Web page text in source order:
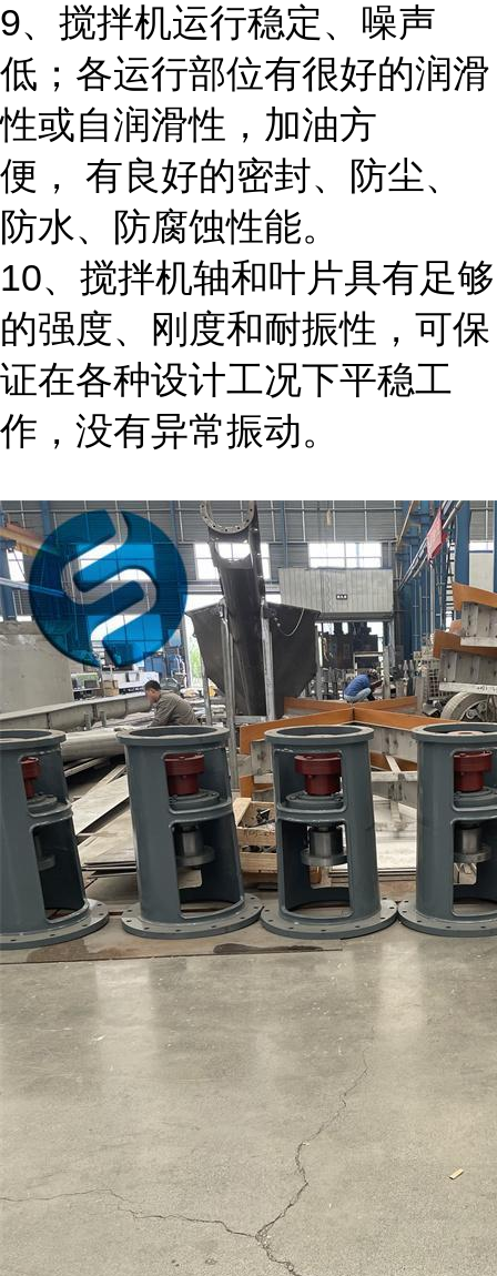
9、搅拌机运行稳定、噪声
低；各运行部位有很好的润滑
性或自润滑性，加油方
便， 有良好的密封、防尘、
防水、防腐蚀性能。
10、搅拌机轴和叶片具有足够
的强度、刚度和耐振性，可保
证在各种设计工况下平稳工
作，没有异常振动。